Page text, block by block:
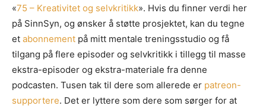
«75 – Kreativitet og selvkritikk». Hvis du finner verdi her
på SinnSyn, og ønsker å støtte prosjektet, kan du tegne
et abonnement på mitt mentale treningsstudio og få
tilgang på flere episoder og selvkritikk i tillegg til masse
ekstra-episoder og ekstra-materiale fra denne
podcasten. Tusen tak til dere som allerede er patreon-
supportere. Det er lyttere som dere som sørger for at